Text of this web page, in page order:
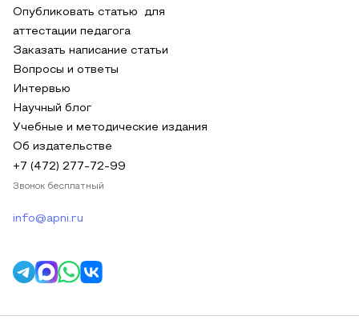
Опубликовать статью для
аттестации педагога
Заказать написание статьи
Вопросы и ответы
Интервью
Научный блог
Учебные и методические издания
Об издательстве
+7 (472) 277-72-99
Звонок бесплатный
info@apni.ru